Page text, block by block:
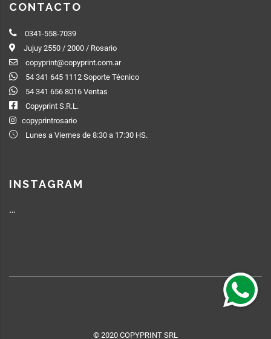
CONTACTO
0341-558-7039
Jujuy 2550 / 2000 / Rosario
copyprint@copyprint.com.ar
54 341 645 1112 Soporte Técnico
54 341 656 8016 Ventas
Copyprint S.R.L.
copyprintrosario
Lunes a Viernes de 8:30 a 17:30 HS.
INSTAGRAM
…
© 2020 COPYPRINT SRL